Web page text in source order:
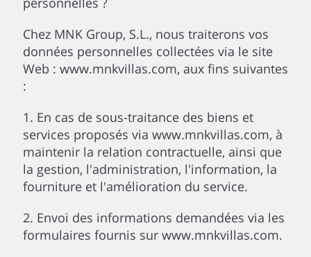
Chez MNK Group, S.L., nous traiterons vos
données personnelles collectées via le site
Web : www.mnkvillas.com, aux fins suivantes
:
1. En cas de sous-traitance des biens et
services proposés via www.mnkvillas.com, à
maintenir la relation contractuelle, ainsi que
la gestion, l'administration, l'information, la
fourniture et l'amélioration du service.
2. Envoi des informations demandées via les
formulaires fournis sur www.mnkvillas.com.